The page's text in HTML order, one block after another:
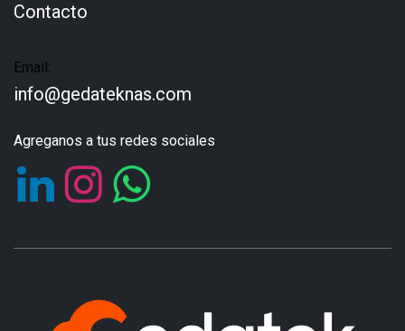
Contacto
Email:
info@gedateknas.com
Agreganos a tus redes sociales